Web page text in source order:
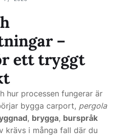
–
ett tryggt
hur processen fungerar är
bygga carport, pergola
, brygga, burspråk
krävs i många fall där du